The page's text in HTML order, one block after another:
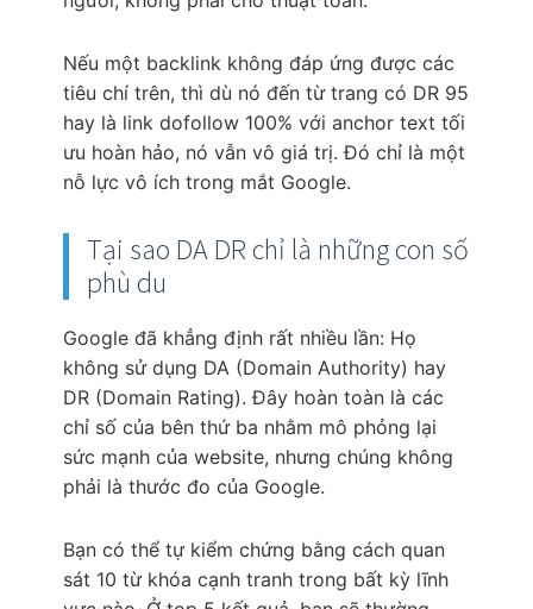
Nếu một backlink không đáp ứng được các
tiêu chí trên, thì dù nó đến từ trang có DR 95
hay là link dofollow 100% với anchor text tối
ưu hoàn hảo, nó vẫn vô giá trị. Đó chỉ là một
nỗ lực vô ích trong mắt Google.
Tại sao DA DR chỉ là những con số
phù du
Google đã khẳng định rất nhiều lần: Họ
không sử dụng DA (Domain Authority) hay
DR (Domain Rating). Đây hoàn toàn là các
chỉ số của bên thứ ba nhằm mô phỏng lại
sức mạnh của website, nhưng chúng không
phải là thước đo của Google.
Bạn có thể tự kiểm chứng bằng cách quan
sát 10 từ khóa cạnh tranh trong bất kỳ lĩnh